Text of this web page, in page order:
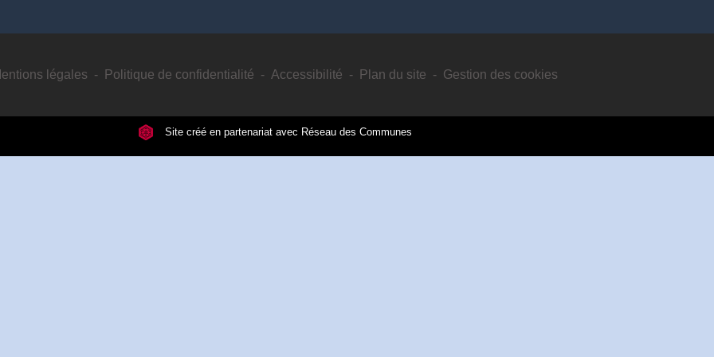
légales - Politique de confidentialité - Accessibilité - Plan du site - Gestion des cookies
Site créé en partenariat avec Réseau des Communes